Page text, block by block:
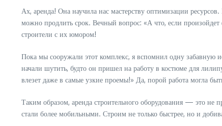
Ах, аренда! Она научила нас мастерству оптимизации
можно продлить срок. Вечный вопрос: «А что, если
строители с их юмором!
Пока мы сооружали этот комплекс, я вспомнил одну забавную
начали шутить, будто он пришел на работу в костюме для
влезет даже в самые узкие проемы!» Да, порой работа могла
Таким образом, аренда строительного оборудования — это не
стали более мобильными. Строим не только быстрее, но и